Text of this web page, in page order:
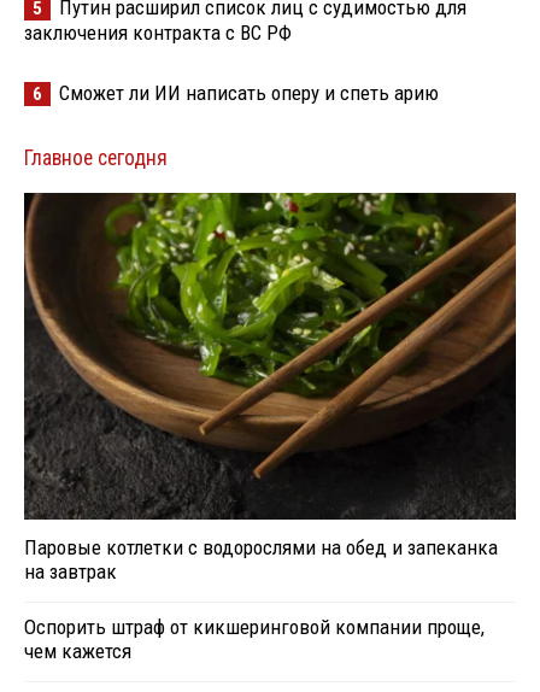
5
Путин расширил список лиц с судимостью для
заключения контракта с ВС РФ
6 Сможет ли ИИ написать оперу и спеть арию
Главное сегодня
Паровые котлетки с водорослями на обед и запеканка
на завтрак
Оспорить штраф от кикшеринговой компании проще,
чем кажется